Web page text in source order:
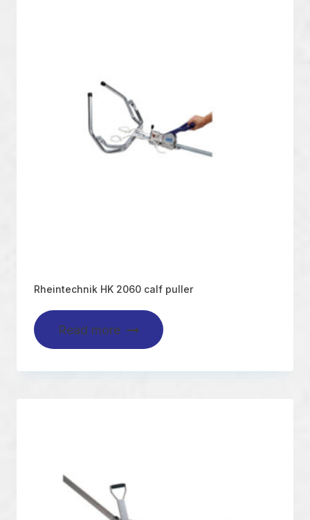
Rheintechnik HK 2060 calf puller
Read more